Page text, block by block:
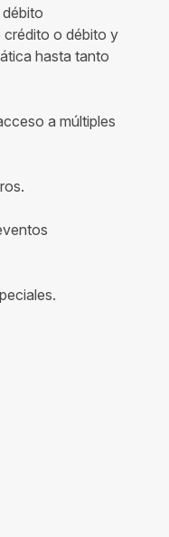
crédito o débito y
hasta tanto
a múltiples